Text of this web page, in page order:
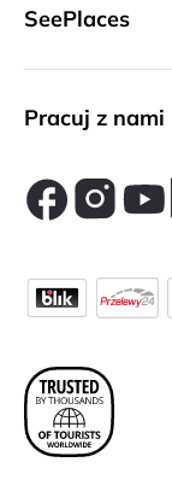
SeePlaces
Pracuj z nami